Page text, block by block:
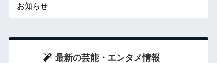
お知らせ
最新の芸能・エンタメ情報